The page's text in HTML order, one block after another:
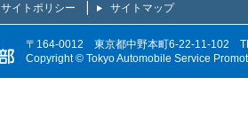
サイトポリシー サイトマップ
〒164-0012 東京都中野本町6-22-11-102
Copyright © Tokyo Automobile Service